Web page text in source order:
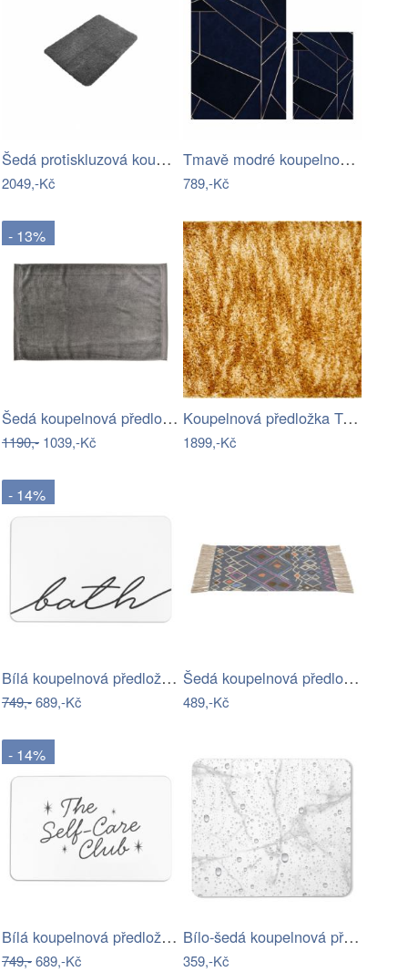
Šedá protiskluzová koupelnová předložka…
2049,-Kč
Tmavě modré koupelnové předložky v sadě…
789,-Kč
- 13%
Šedá koupelnová předložka 50x80 cm…
1190,- 1039,-Kč
Koupelnová předložka TOUCHME
1899,-Kč
- 14%
Bílá koupelnová předložka z křemeliny…
749,-689,-Kč
Šedá koupelnová předložka 50x80 cm…
489,-Kč
- 14%
Bílá koupelnová předložka z křemeliny…
749,-689,-Kč
Bílo-šedá koupelnová předložka z…
359,-Kč